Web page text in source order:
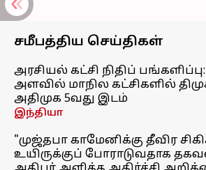
சமீபத்திய செய்திகள்
அரசியல் கட்சி நிதிப்
அளவில் மாநில கட்சிகளில்
அதிமுக 5வது இடம்
இந்தியா
"முஜ்தபா காமேனிக்கு தீவிர
உயிருக்குப் போராடுவதாக